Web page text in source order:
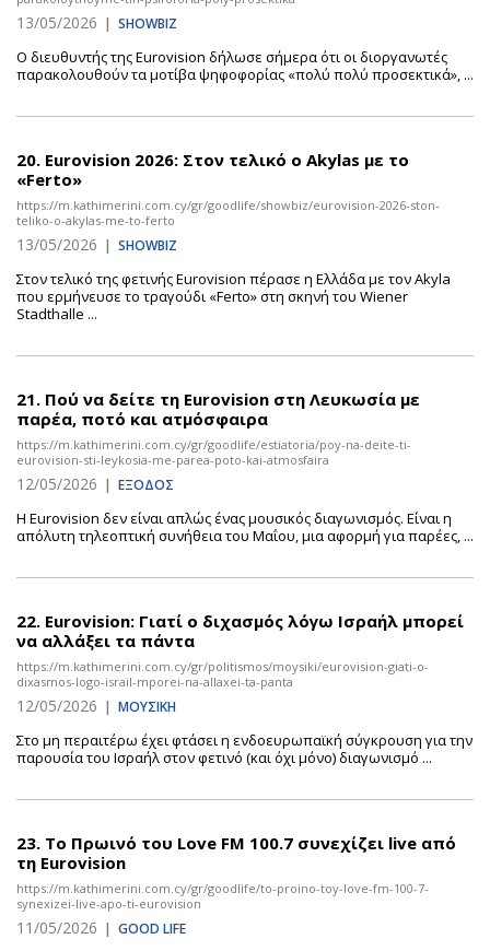
13/05/2026 | SHOWBIZ
Ο διευθυντής της Eurovision δήλωσε σήμερα ότι οι διοργανωτές
παρακολουθούν τα μοτίβα ψηφοφορίας «πολύ πολύ προσεκτικά», ...
20. Eurovision 2026: Στον τελικό ο Akylas με το
«Ferto»
https://m.kathimerini.com.cy/gr/goodlife/showbiz/eurovision-2026-ston-
teliko-o-akylas-me-to-ferto
13/05/2026 | SHOWBIZ
Στον τελικό της φετινής Eurovision πέρασε η Ελλάδα με τον Akyla
που ερμήνευσε το τραγούδι «Ferto» στη σκηνή του Wiener
Stadthalle ...
21. Πού να δείτε τη Eurovision στη Λευκωσία με
παρέα, ποτό και ατμόσφαιρα
https://m.kathimerini.com.cy/gr/goodlife/estiatoria/poy-na-deite-ti-
eurovision-sti-leykosia-me-parea-poto-kai-atmosfaira
12/05/2026 | ΕΞΟΔΟΣ
Η Eurovision δεν είναι απλώς ένας μουσικός διαγωνισμός. Είναι η
απόλυτη τηλεοπτική συνήθεια του Μαΐου, μια αφορμή για παρέες, ...
22. Eurovision: Γιατί ο διχασμός λόγω Ισραήλ μπορεί
να αλλάξει τα πάντα
https://m.kathimerini.com.cy/gr/politismos/moysiki/eurovision-giati-o-
dixasmos-logo-israil-mporei-na-allaxei-ta-panta
12/05/2026 | ΜΟΥΣΙΚΗ
Στο μη περαιτέρω έχει φτάσει η ενδοευρωπαϊκή σύγκρουση για την
παρουσία του Ισραήλ στον φετινό (και όχι μόνο) διαγωνισμό ...
23. Το Πρωινό του Love FM 100.7 συνεχίζει live από
τη Eurovision
https://m.kathimerini.com.cy/gr/goodlife/to-proino-toy-love-fm-100-7-
synexizei-live-apo-ti-eurovision
11/05/2026 | GOOD LIFE